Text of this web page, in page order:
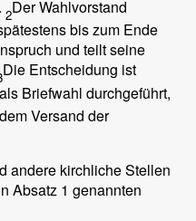
2Der Wahlvorstand
bis zum Ende
und teilt seine
Die Entscheidung ist
Briefwahl durchgeführt,
Versand der
andere kirchliche Stellen
Absatz 1 genannten